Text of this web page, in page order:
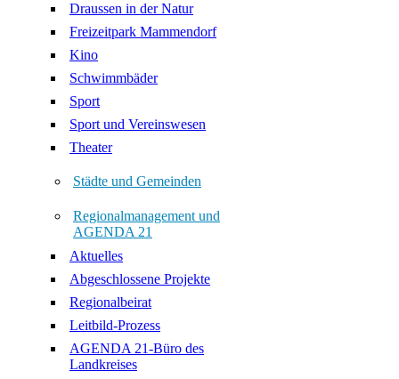
Draussen in der Natur
Freizeitpark Mammendorf
Kino
Schwimmbäder
Sport
Sport und Vereinswesen
Theater
Städte und Gemeinden
Regionalmanagement und
AGENDA 21
Aktuelles
Abgeschlossene Projekte
Regionalbeirat
Leitbild-Prozess
AGENDA 21-Büro des
Landkreises